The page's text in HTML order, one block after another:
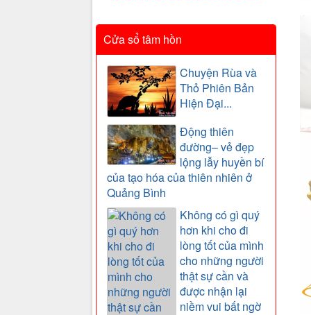
Cửa sổ tâm hồn
Chuyện Rùa và
Thỏ Phiên Bản
Hiện Đại...
Động thiên
đường– vẻ đẹp
lộng lẫy huyền bí
của tạo hóa của thiên nhiên ở
Quảng Bình
Không có gì quý
hơn khi cho đi
lòng tốt của mình
cho những người
thật sự cần và
được nhận lại
niềm vui bất ngờ